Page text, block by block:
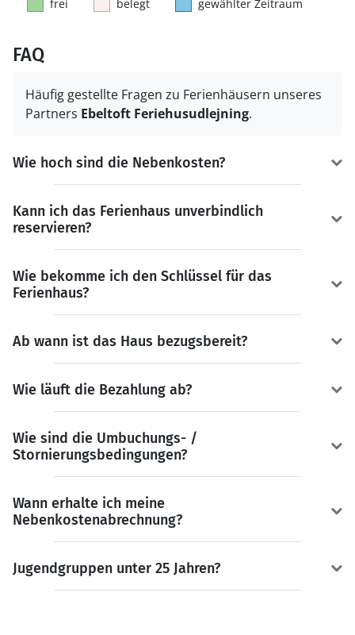
frei belegt gewählter Zeitraum
FAQ
Häufig gestellte Fragen zu Ferienhäusern unseres
Partners Ebeltoft Feriehusudlejning.
Wie hoch sind die Nebenkosten?
Kann ich das Ferienhaus unverbindlich
reservieren?
Wie bekomme ich den Schlüssel für das
Ferienhaus?
Ab wann ist das Haus bezugsbereit?
Wie läuft die Bezahlung ab?
Wie sind die Umbuchungs- /
Stornierungsbedingungen?
Wann erhalte ich meine
Nebenkostenabrechnung?
Jugendgruppen unter 25 Jahren?